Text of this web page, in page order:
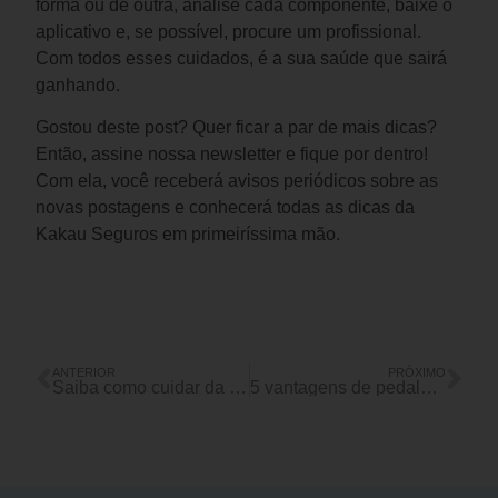
forma ou de outra, analise cada componente, baixe o
aplicativo e, se possível, procure um profissional.
Com todos esses cuidados, é a sua saúde que sairá
ganhando.
Gostou deste post? Quer ficar a par de mais dicas?
Então, assine nossa newsletter e fique por dentro!
Com ela, você receberá avisos periódicos sobre as
novas postagens e conhecerá todas as dicas da
Kakau Seguros em primeiríssima mão.
ANTERIOR PRÓXIMO